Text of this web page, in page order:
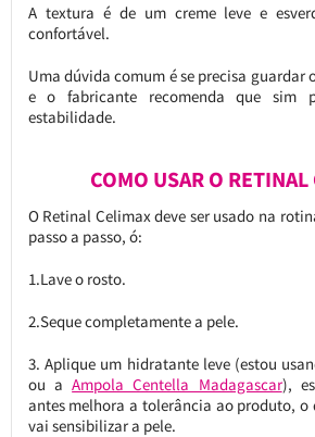
A textura é de um creme leve e
confortável.
Uma dúvida comum é se precisa guardar
e o fabricante recomenda que sim
estabilidade.
COMO USAR O
O Retinal Celimax deve ser usado na
passo a passo, ó:
1.Lave o rosto.
2.Seque completamente a pele.
3. Aplique um hidratante leve (estou
ou aAmpola Centella Madagascar),
antes melhora a tolerância ao produto, o
vai sensibilizar a pele.